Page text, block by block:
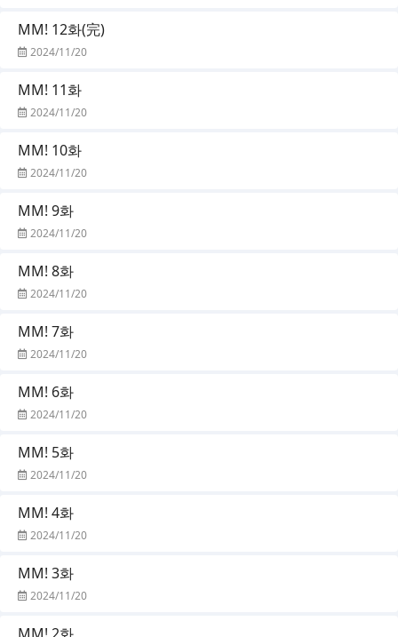
MM! 12화(完)
2024/11/20
MM! 11화
2024/11/20
MM! 10화
2024/11/20
MM! 9화
2024/11/20
MM! 8화
2024/11/20
MM! 7화
2024/11/20
MM! 6화
2024/11/20
MM! 5화
2024/11/20
MM! 4화
2024/11/20
MM! 3화
2024/11/20